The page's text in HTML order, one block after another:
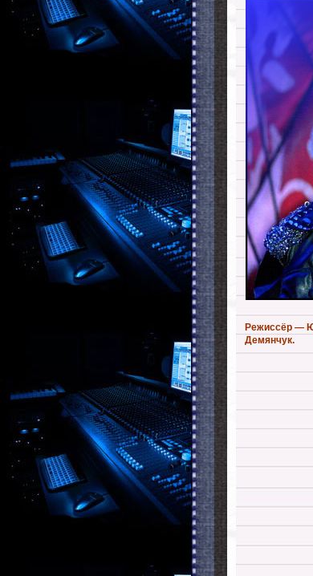
Режиссёр —
Демянчук.